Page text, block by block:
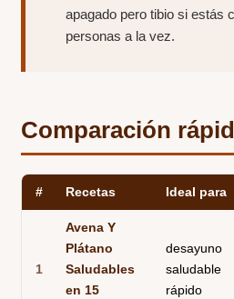
apagado pero tibio si estás
personas a la vez.
Comparación
# Recetas Ideal para
1
Avena Y
Plátano
Saludables
en 15
desayuno
saludable
rápido